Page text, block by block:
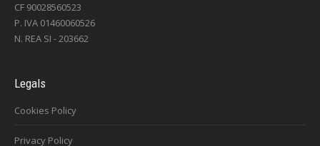
CF 90028560523
P. IVA 01460060526
N. REA SI - 203662
Legals
Cookies Policy
Privacy Policy